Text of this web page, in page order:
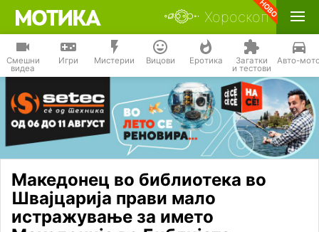
Хороскоп
Смешни
видеа
Игри Мистерии Вицови Еротика Загатки
и тестови
Авто-
Македонец во библиотека во
Швајцарија прави мало
истражување за името